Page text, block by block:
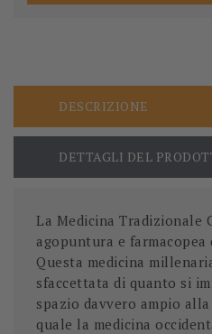
DESCRIZIONE
DETTAGLI DEL
La Medicina Tradizionale
agopuntura e
Questa medicina
sfaccettata di quanto si
spazio davvero ampio
quale la medicina